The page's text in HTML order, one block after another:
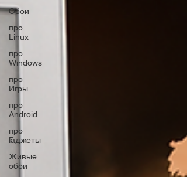
Обои
про
Linux
про
Windows
про
Игры
про
Android
про
Гаджеты
Живые
обои